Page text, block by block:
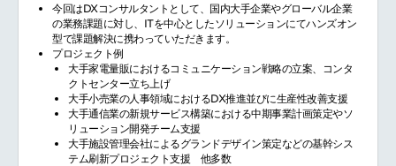
今回はDXコンサルタントとして、国内大手企業やグローバル企業
の業務課題に対し、ITを中心としたソリューションにてハンズオン
型で課題解決に携わっていただきます。
プロジェクト例
大手家電量販におけるコミュニケーション戦略の立案、コンタ
クトセンター立ち上げ
大手小売業の人事領域におけるDX推進並びに生産性改善支援
大手通信業の新規サービス構築における中期事業計画策定やソ
リューション開発チーム支援
大手施設管理会社によるグランドデザイン策定などの基幹シス
テム刷新プロジェクト支援 他多数